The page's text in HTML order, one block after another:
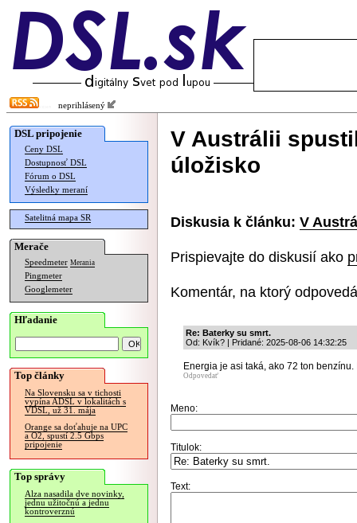
neprihlásený
DSL pripojenie
Ceny DSL
Dostupnosť DSL
Fórum o DSL
Výsledky meraní
Satelitná mapa SR
Merače
Speedmeter Merania
Pingmeter
Googlemeter
Hľadanie
Top články
Na Slovensku sa v tichosti
vypína ADSL v lokalitách s
VDSL, už 31. mája
Orange sa doťahuje na UPC
a O2, spustí 2.5 Gbps
pripojenie
Top správy
Alza nasadila dve novinky,
jednu užitočnú a jednu
kontroverznú
V Austrálii
úložisko
Diskusia k článku: V
Prispievajte do diskusií ako
Komentár, na ktorý
Re: Baterky su smrt.
Od: Kvík? | Pridané: 2025-08-06 14:32:25
Energia je asi taká, ako 72 ton benzínu.
Odpovedať
Meno:
Titulok:
Text: